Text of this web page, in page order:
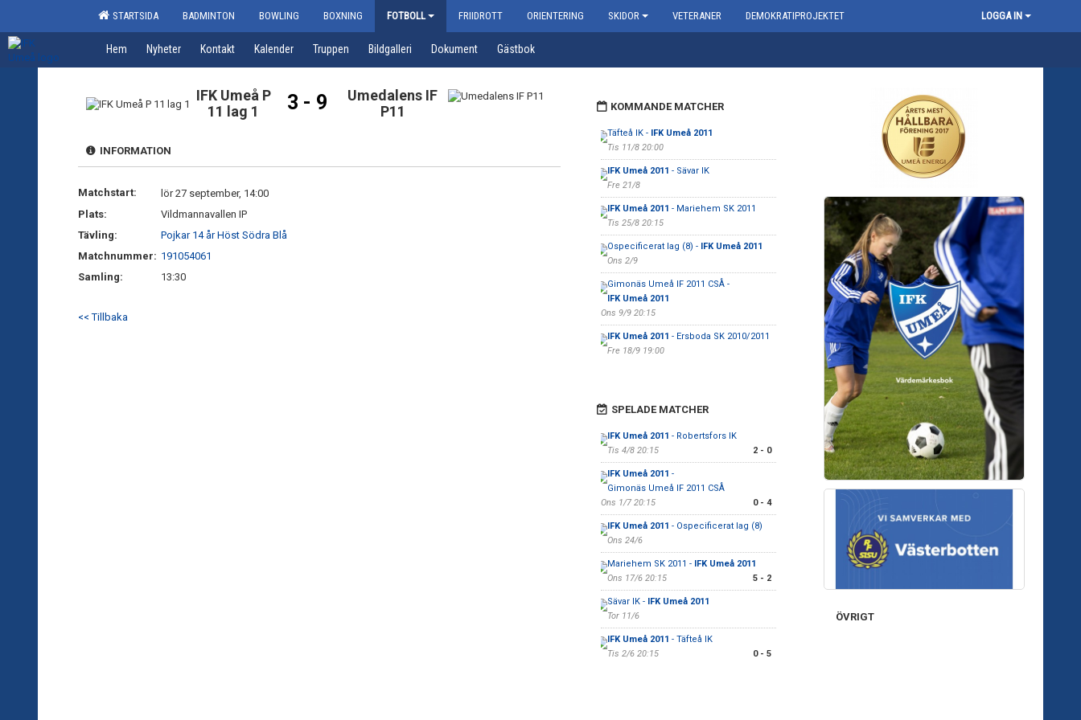
STARTSIDA BADMINTON BOWLING BOXNING FOTBOLL FRIIDROTT ORIENTERING SKIDOR VETERANER DEMOKRATIPROJEKTET LOGGA IN
Hem Nyheter Kontakt Kalender Truppen Bildgalleri Dokument Gästbok
IFK Umeå P
11 lag 1
3 - 9
Umedalens IF
P11
INFORMATION
Matchstart:
lör 27 september, 14:00
Plats:
Vildmannavallen IP
Tävling:
Pojkar 14 år Höst Södra Blå
Matchnummer: 191054061
Samling:
13:30
<< Tillbaka
KOMMANDE MATCHER
Täfteå IK - IFK Umeå 2011
Tis 11/8 20:00
IFK Umeå 2011 - Sävar IK
Fre 21/8
IFK Umeå 2011 - Mariehem SK 2011
Tis 25/8 20:15
Ospecificerat lag (8) - IFK Umeå 2011
Ons 2/9
Gimonäs Umeå IF 2011 CSÅ -
IFK Umeå 2011
Ons 9/9 20:15
IFK Umeå 2011 - Ersboda SK 2010/2011
Fre 18/9 19:00
SPELADE MATCHER
IFK Umeå 2011 - Robertsfors IK
Tis 4/8 20:15
2 - 0
IFK Umeå 2011 -
Gimonäs Umeå IF 2011 CSÅ
Ons 1/7 20:15
0 - 4
IFK Umeå 2011 - Ospecificerat lag (8)
Ons 24/6
Mariehem SK 2011 - IFK Umeå 2011
Ons 17/6 20:15
5 - 2
Sävar IK - IFK Umeå 2011
Tor 11/6
IFK Umeå 2011 - Täfteå IK
Tis 2/6 20:15
0 - 5
ÖVRIGT